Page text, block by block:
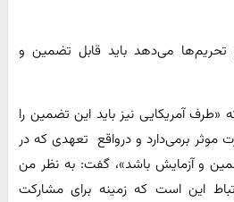
تحریم‌ها می‌دهد باید قابل تضمین و
«طرف آمریکایی نیز باید این تضمین را
موثر برمی‌دارد و درواقع تعهدی که در
و آزمایش باشد»، گفت: به نظر من
این است که زمینه برای مشارکت